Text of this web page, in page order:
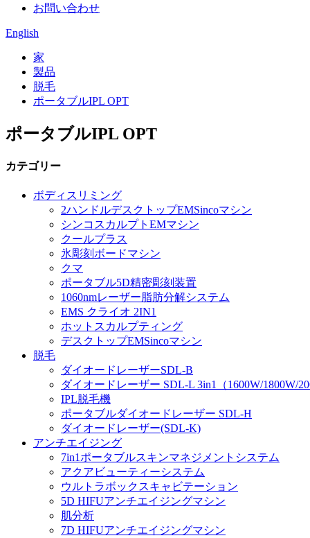
お問い合わせ
English
家
製品
脱毛
ポータブルIPL OPT
ポータブルIPL OPT
カテゴリー
ボディスリミング
2ハンドルデスクトップEMSincoマシン
シンコスカルプトEMマシン
クールプラス
氷彫刻ボードマシン
クマ
ポータブル5D精密彫刻装置
1060nmレーザー脂肪分解システム
EMS クライオ 2IN1
ホットスカルプティング
デスクトップEMSincoマシン
脱毛
ダイオードレーザーSDL-B
ダイオードレーザー SDL-L 3in1（1600W/1800W/
IPL脱毛機
ポータブルダイオードレーザー SDL-H
ダイオードレーザー(SDL-K)
アンチエイジング
7in1ポータブルスキンマネジメントシステム
アクアビューティーシステム
ウルトラボックスキャビテーション
5D HIFUアンチエイジングマシン
肌分析
7D HIFUアンチエイジングマシン